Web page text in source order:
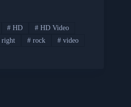
# HD # HD Video
right # rock # video